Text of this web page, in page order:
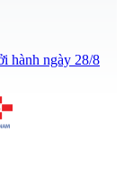
hành ngày 28/8